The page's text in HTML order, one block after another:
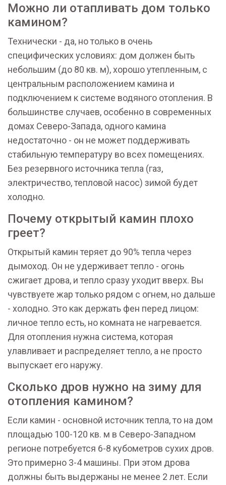
Можно ли отапливать дом только
камином?
Технически - да, но только в очень
специфических условиях: дом должен быть
небольшим (до 80 кв. м), хорошо утепленным, с
центральным расположением камина и
подключением к системе водяного отопления. В
большинстве случаев, особенно в современных
домах Северо-Запада, одного камина
недостаточно - он не может поддерживать
стабильную температуру во всех помещениях.
Без резервного источника тепла (газ,
электричество, тепловой насос) зимой будет
холодно.
Почему открытый камин плохо
греет?
Открытый камин теряет до 90% тепла через
дымоход. Он не удерживает тепло - огонь
сжигает дрова, и тепло сразу уходит вверх. Вы
чувствуете жар только рядом с огнем, но дальше
- холодно. Это как держать фен перед лицом:
личное тепло есть, но комната не нагревается.
Для отопления нужна система, которая
улавливает и распределяет тепло, а не просто
выпускает его наружу.
Сколько дров нужно на зиму для
отопления камином?
Если камин - основной источник тепла, то на дом
площадью 100-120 кв. м в Северо-Западном
регионе потребуется 6-8 кубометров сухих дров.
Это примерно 3-4 машины. При этом дрова
должны быть выдержаны не менее 2 лет. Если